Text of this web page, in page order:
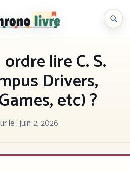
Chronolivre
lire C. S.
Drivers,
etc) ?
le :juin 2, 2026